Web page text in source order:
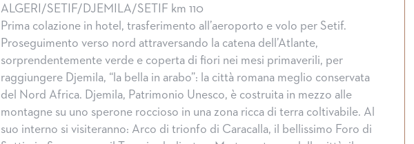
ALGERI/SETIF/DJEMILA/SETIF km 110
Prima colazione in hotel, trasferimento all’aeroporto e volo per Setif.
Proseguimento verso nord attraversando la catena dell’Atlante,
sorprendentemente verde e coperta di fiori nei mesi primaverili, per
raggiungere Djemila, “la bella in arabo”: la città romana meglio conservata
del Nord Africa. Djemila, Patrimonio Unesco, è costruita in mezzo alle
montagne su uno sperone roccioso in una zona ricca di terra coltivabile. Al
suo interno si visiteranno: Arco di trionfo di Caracalla, il bellissimo Foro di
Halloween, tradizioni dal